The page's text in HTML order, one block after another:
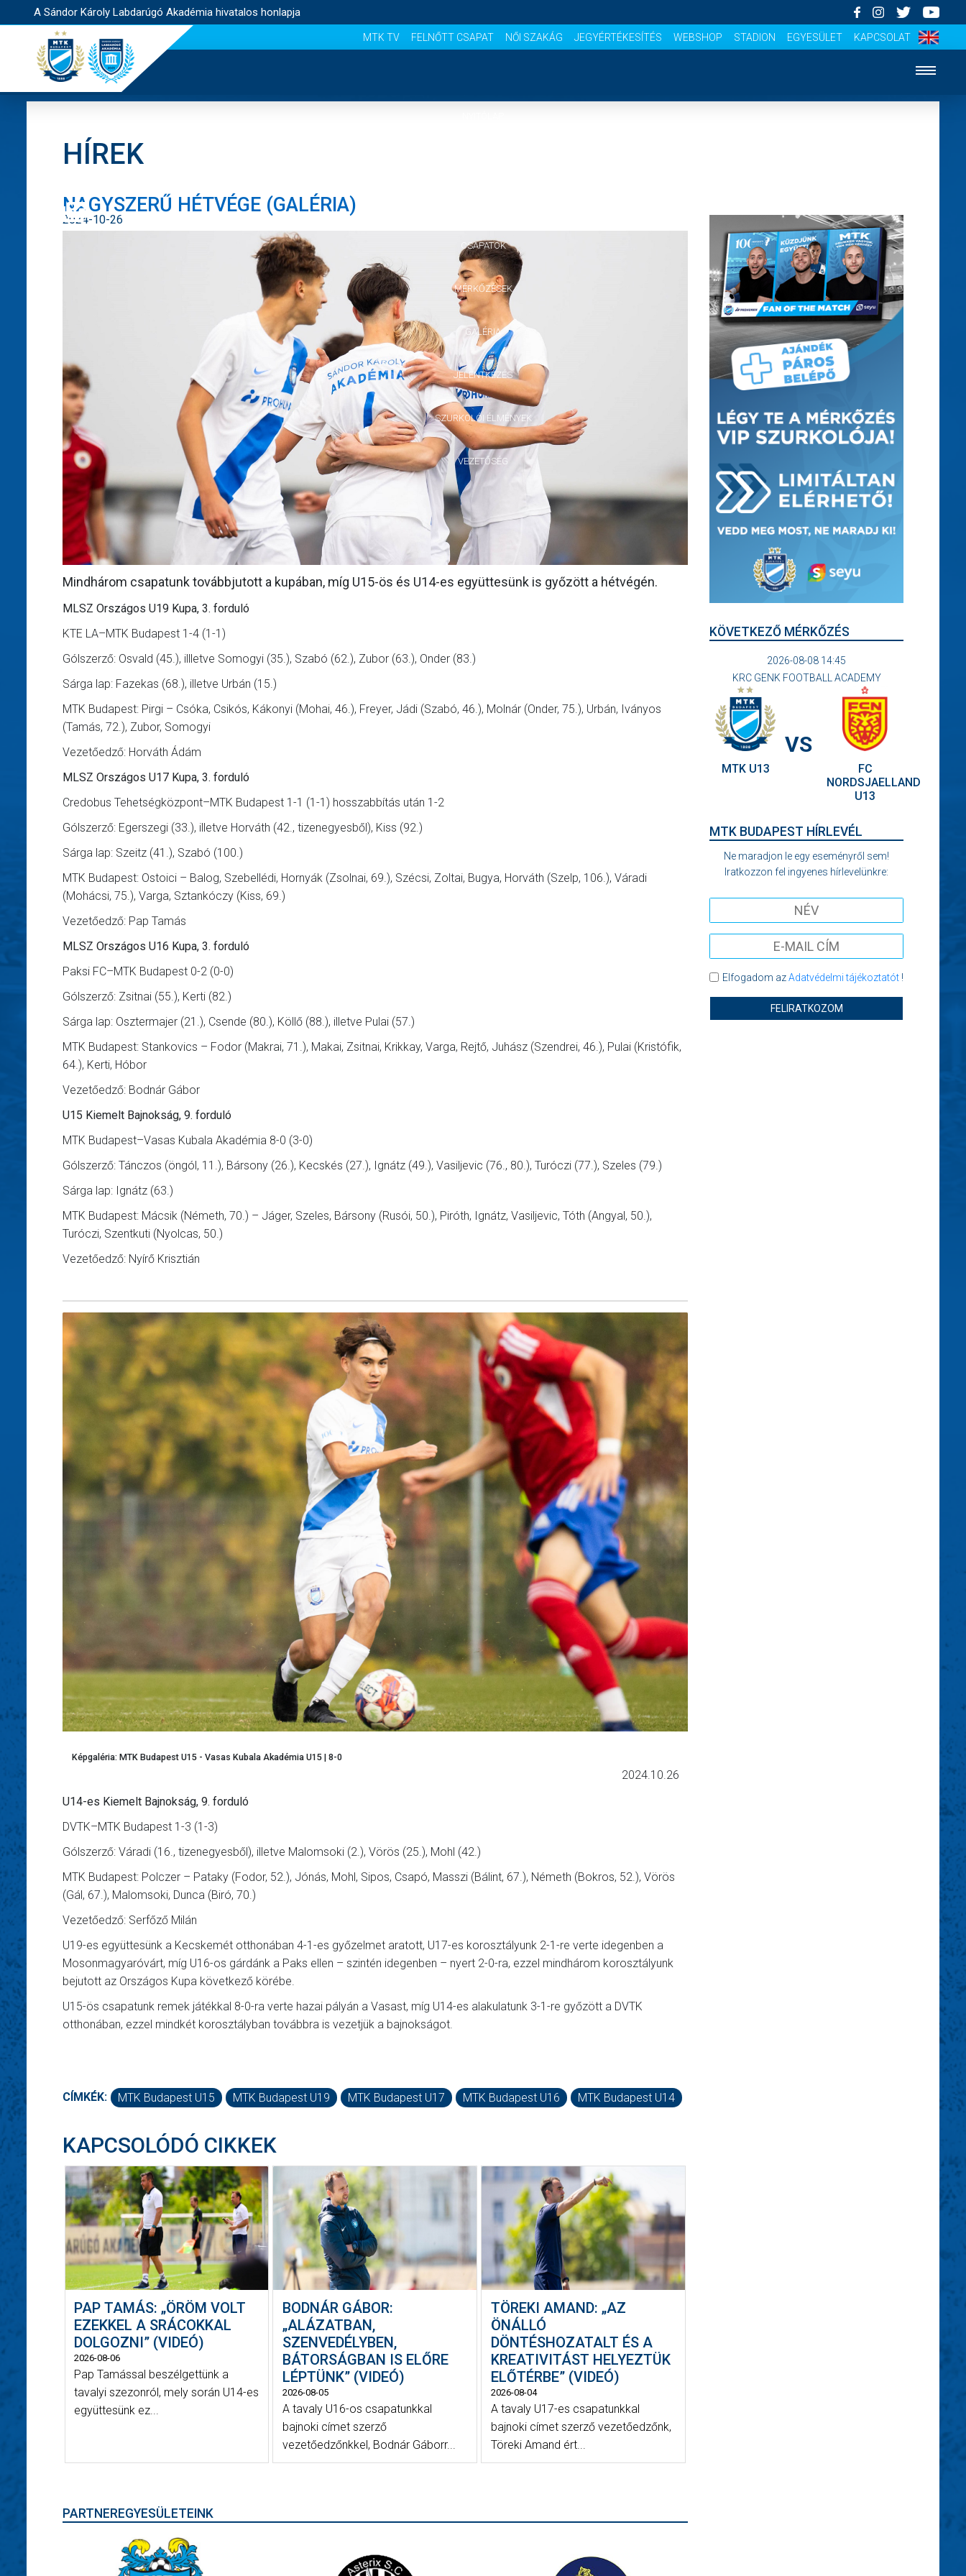
A Sándor Károly Labdarúgó Akadémia hivatalos honlapja
MTK TV FELNŐTT CSAPAT NŐI SZAKÁG JEGYÉRTÉKESÍTÉS WEBSHOP STADION EGYESÜLET KAPCSOLAT
CSAPATOK
MÉRKŐZÉSEK
GALÉRIA
JELENTKEZÉS
SZURKOLÓI ÉLMÉNYEK
VEZETŐSÉG
HÍREK
NAGYSZERŰ HÉTVÉGE (GALÉRIA)
2024-10-26
Mindhárom csapatunk továbbjutott a kupában, míg U15-ös és U14-es együttesünk is győzött a hétvégén.
MLSZ Országos U19 Kupa, 3. forduló
KTE LA–MTK Budapest 1-4 (1-1)
Gólszerző: Osvald (45.), illletve Somogyi (35.), Szabó (62.), Zubor (63.), Onder (83.)
Sárga lap: Fazekas (68.), illetve Urbán (15.)
MTK Budapest: Pirgi – Csóka, Csikós, Kákonyi (Mohai, 46.), Freyer, Jádi (Szabó, 46.), Molnár (Onder, 75.), Urbán, Iványos
(Tamás, 72.), Zubor, Somogyi
Vezetőedző: Horváth Ádám
MLSZ Országos U17 Kupa, 3. forduló
Credobus Tehetségközpont–MTK Budapest 1-1 (1-1) hosszabbítás után 1-2
Gólszerző: Egerszegi (33.), illetve Horváth (42., tizenegyesből), Kiss (92.)
Sárga lap: Szeitz (41.), Szabó (100.)
MTK Budapest: Ostoici – Balog, Szebellédi, Hornyák (Zsolnai, 69.), Szécsi, Zoltai, Bugya, Horváth (Szelp, 106.), Váradi
(Mohácsi, 75.), Varga, Sztankóczy (Kiss, 69.)
Vezetőedző: Pap Tamás
MLSZ Országos U16 Kupa, 3. forduló
Paksi FC–MTK Budapest 0-2 (0-0)
Gólszerző: Zsitnai (55.), Kerti (82.)
Sárga lap: Osztermajer (21.), Csende (80.), Köllő (88.), illetve Pulai (57.)
MTK Budapest: Stankovics – Fodor (Makrai, 71.), Makai, Zsitnai, Krikkay, Varga, Rejtő, Juhász (Szendrei, 46.), Pulai (Kristófik,
64.), Kerti, Hóbor
Vezetőedző: Bodnár Gábor
U15 Kiemelt Bajnokság, 9. forduló
MTK Budapest–Vasas Kubala Akadémia 8-0 (3-0)
Gólszerző: Tánczos (öngól, 11.), Bársony (26.), Kecskés (27.), Ignátz (49.), Vasiljevic (76., 80.), Turóczi (77.), Szeles (79.)
Sárga lap: Ignátz (63.)
MTK Budapest: Mácsik (Németh, 70.) – Jáger, Szeles, Bársony (Rusói, 50.), Piróth, Ignátz, Vasiljevic, Tóth (Angyal, 50.),
Turóczi, Szentkuti (Nyolcas, 50.)
Vezetőedző: Nyírő Krisztián
Képgaléria: MTK Budapest U15 - Vasas Kubala Akadémia U15 | 8-0
2024.10.26
U14-es Kiemelt Bajnokság, 9. forduló
DVTK–MTK Budapest 1-3 (1-3)
Gólszerző: Váradi (16., tizenegyesből), illetve Malomsoki (2.), Vörös (25.), Mohl (42.)
MTK Budapest: Polczer – Pataky (Fodor, 52.), Jónás, Mohl, Sipos, Csapó, Masszi (Bálint, 67.), Németh (Bokros, 52.), Vörös
(Gál, 67.), Malomsoki, Dunca (Biró, 70.)
Vezetőedző: Serfőző Milán
U19-es együttesünk a Kecskemét otthonában 4-1-es győzelmet aratott, U17-es korosztályunk 2-1-re verte idegenben a
Mosonmagyaróvárt, míg U16-os gárdánk a Paks ellen – szintén idegenben – nyert 2-0-ra, ezzel mindhárom korosztályunk
bejutott az Országos Kupa következő körébe.
U15-ös csapatunk remek játékkal 8-0-ra verte hazai pályán a Vasast, míg U14-es alakulatunk 3-1-re győzött a DVTK
otthonában, ezzel mindkét korosztályban továbbra is vezetjük a bajnokságot.
CÍMKÉK: MTK Budapest U15 MTK Budapest U19 MTK Budapest U17 MTK Budapest U16 MTK Budapest U14
KAPCSOLÓDÓ CIKKEK
PAP TAMÁS: „ÖRÖM VOLT
EZEKKEL A SRÁCOKKAL
DOLGOZNI” (VIDEÓ)
2026-08-06
Pap Tamással beszélgettünk a
tavalyi szezonról, mely során U14-es
együttesünk ez...
BODNÁR GÁBOR:
„ALÁZATBAN,
SZENVEDÉLYBEN,
BÁTORSÁGBAN IS ELŐRE
LÉPTÜNK” (VIDEÓ)
2026-08-05
A tavaly U16-os csapatunkkal
bajnoki címet szerző
vezetőedzőnkkel, Bodnár Gáborr...
TÖREKI AMAND: „AZ
ÖNÁLLÓ
DÖNTÉSHOZATALT ÉS A
KREATIVITÁST HELYEZTÜK
ELŐTÉRBE” (VIDEÓ)
2026-08-04
A tavaly U17-es csapatunkkal
bajnoki címet szerző vezetőedzőnk,
Töreki Amand ért...
PARTNEREGYESÜLETEINK
KÖVETKEZŐ MÉRKŐZÉS
2026-08-08 14:45
KRC GENK FOOTBALL ACADEMY
MTK U13
VS
FC
NORDSJAELLAND
U13
MTK BUDAPEST HÍRLEVÉL
Ne maradjon le egy eseményről sem!
Iratkozzon fel ingyenes hírlevelünkre:
Elfogadom azAdatvédelmi tájékoztatót!
FELIRATKOZOM